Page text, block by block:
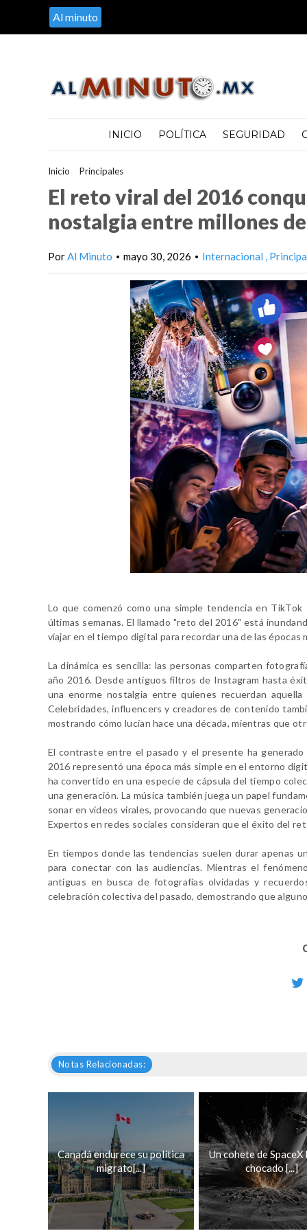
Al minuto
INICIO POLÍTICA SEGURIDAD
Inicio Principales>
El reto viral del 2016
nostalgia entre millones
PorAl Minuto • mayo 30, 2026 • Internacional
Lo que comenzó como una simple tendencia en
últimas semanas. El llamado "reto del 2016" está
viajar en el tiempo digital para recordar una de las épocas
La dinámica es sencilla: las personas comparten
año 2016. Desde antiguos filtros de Instagram hasta
una enorme nostalgia entre quienes recuerdan
Celebridades, influencers y creadores de contenido
mostrando cómo lucían hace una década, mientras que
El contraste entre el pasado y el presente ha
2016 representó una época más simple en el entorno
ha convertido en una especie de cápsula del tiempo
una generación. La música también juega un papel
sonar en videos virales, provocando que nuevas
Expertos en redes sociales consideran que el éxito del
En tiempos donde las tendencias suelen durar apenas
para conectar con las audiencias. Mientras el
antiguas en busca de fotografías olvidadas y
celebración colectiva del pasado, demostrando que
Notas Relacionadas:
Canadá endurece su política
migrato[...]
Un cohete de SpaceX
chocado [...]